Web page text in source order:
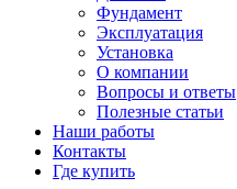
Фундамент
Эксплуатация
Установка
О компании
Вопросы и ответы
Полезные статьи
Наши работы
Контакты
Где купить